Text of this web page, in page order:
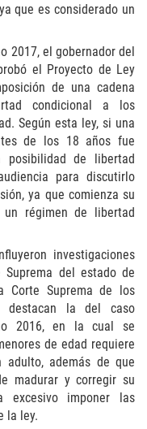
y Adultos
Cónyuge
Temporal
de Emergencia
Permanente
Dañina En
de
que es considerado un
2017, el gobernador del
el Proyecto de Ley
de una cadena
condicional a los
Según esta ley, si una
de los 18 años fue
posibilidad de libertad
para discutirlo
ya que comienza su
régimen de libertad
investigaciones
del estado de
Corte Suprema de los
destacan la del caso
2016, en la cual se
de edad requiere
además de que
madurar y corregir su
excesivo imponer las
la ley.